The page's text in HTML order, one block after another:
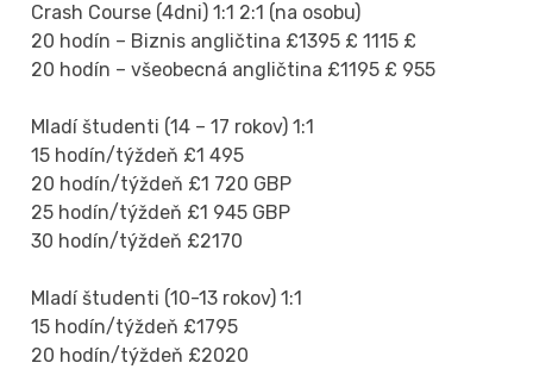
Crash Course (4dni) 1:1 2:1 (na osobu)
20 hodín – Biznis angličtina £1395 £ 1115 £
20 hodín – všeobecná angličtina £1195 £ 955
Mladí študenti (14 – 17 rokov) 1:1
15 hodín/týždeň £1 495
20 hodín/týždeň £1 720 GBP
25 hodín/týždeň £1 945 GBP
30 hodín/týždeň £2170
Mladí študenti (10-13 rokov) 1:1
15 hodín/týždeň £1795
20 hodín/týždeň £2020